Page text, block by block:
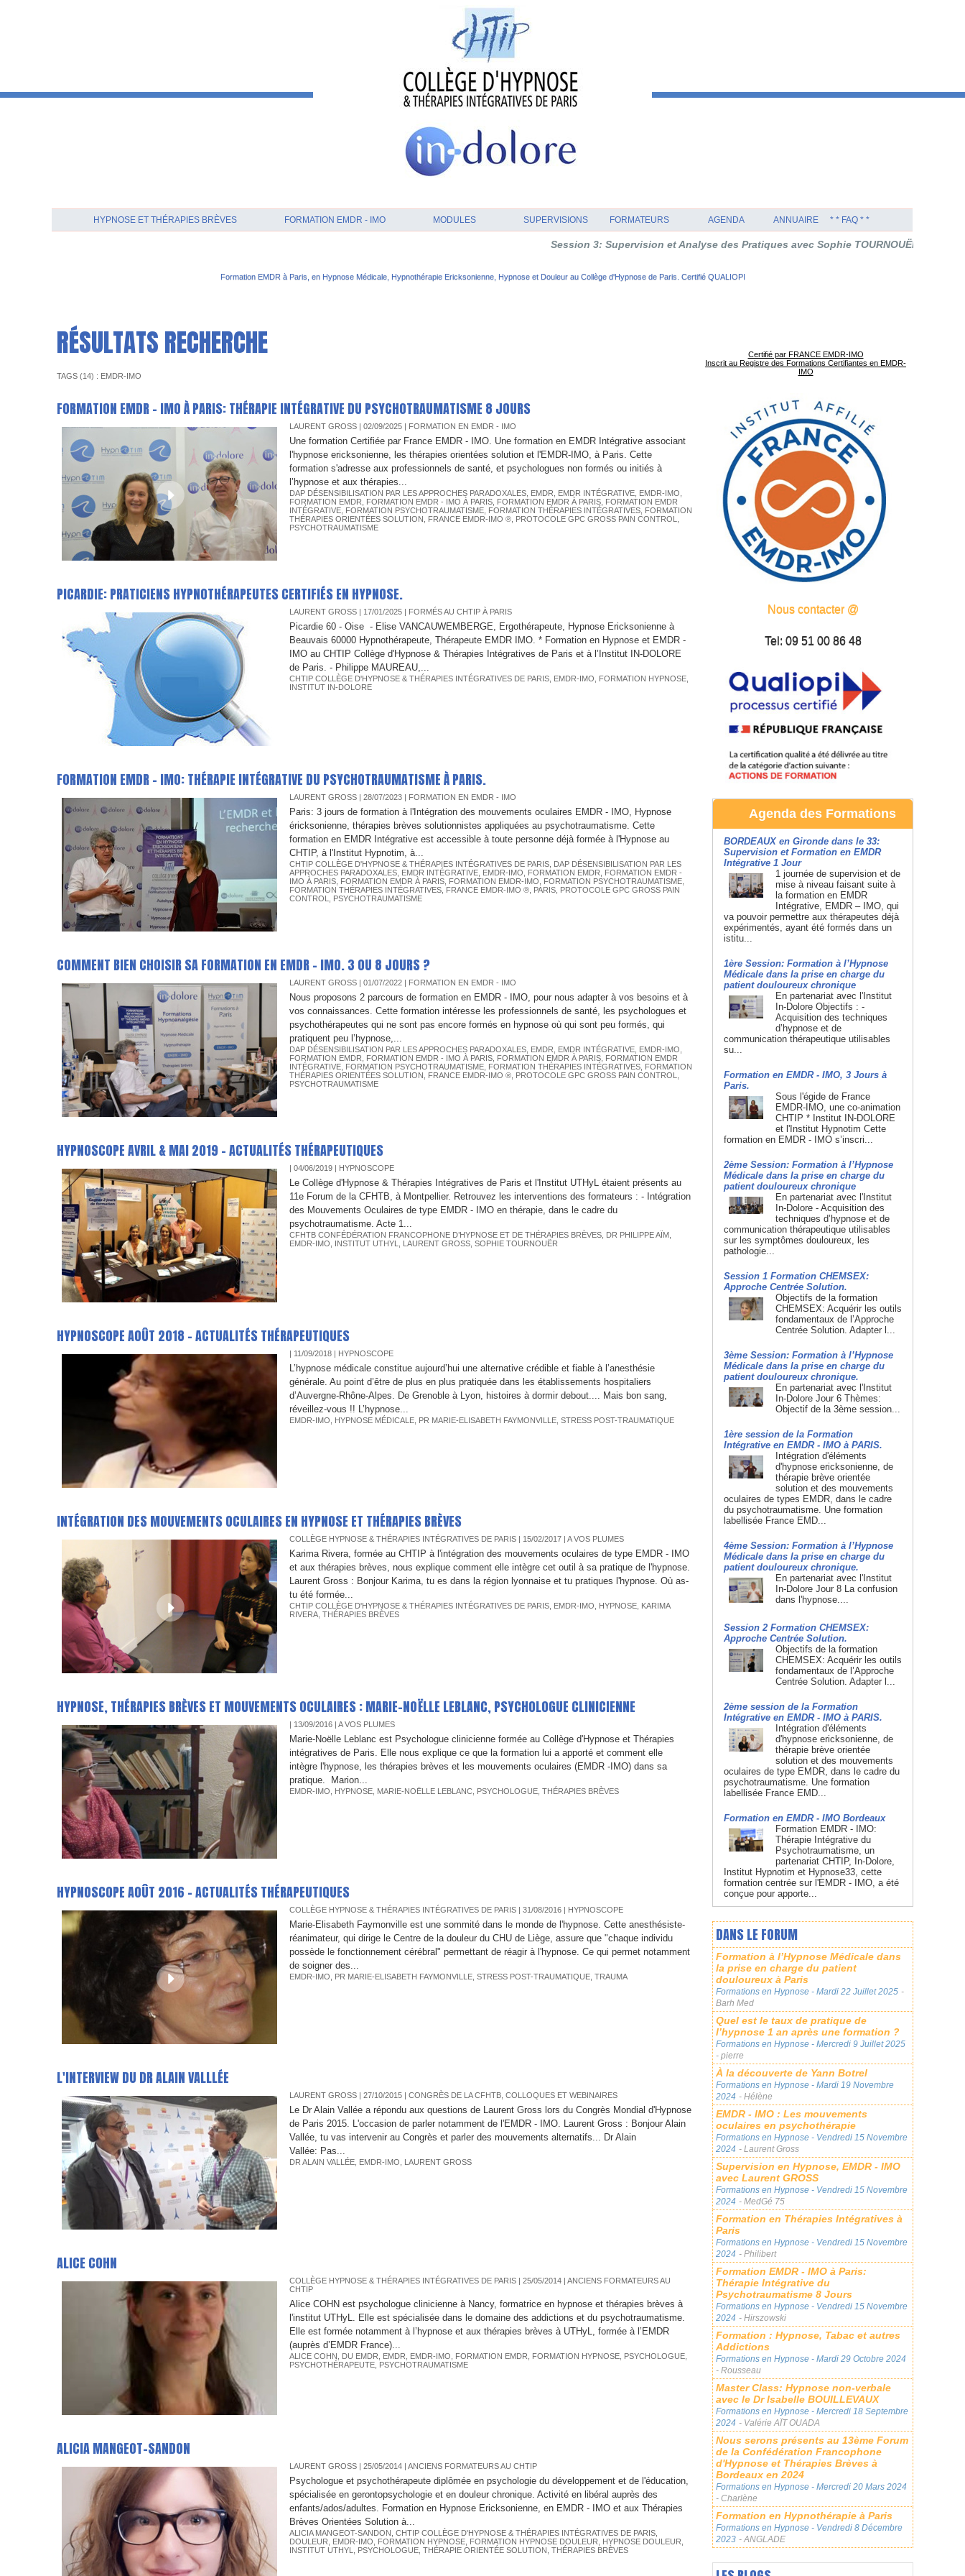
HYPNOSE ET THÉRAPIES BRÈVES FORMATION EMDR - IMO MODULES SUPERVISIONS FORMATEURS AGENDA ANNUAIRE * * FAQ * *
Session 3: Supervision et Analyse des Pratiques avec Sophie TOURNOUËR en Thérapie Orientée
Formation EMDR à Paris, en Hypnose Médicale, Hypnothérapie Ericksonienne, Hypnose et Douleur au Collège d'Hypnose de Paris. Certifié QUALIOPI
RÉSULTATS RECHERCHE
TAGS (14) : EMDR-IMO
FORMATION EMDR - IMO À PARIS: THÉRAPIE INTÉGRATIVE DU PSYCHOTRAUMATISME 8 JOURS
LAURENT GROSS | 02/09/2025 | FORMATION EN EMDR - IMO
Une formation Certifiée par France EMDR - IMO. Une formation en EMDR Intégrative associant
l'hypnose ericksonienne, les thérapies orientées solution et l'EMDR-IMO, à Paris. Cette
formation s'adresse aux professionnels de santé, et psychologues non formés ou initiés à
l’hypnose et aux thérapies...
DAP DÉSENSIBILISATION PAR LES APPROCHES PARADOXALES EMDR EMDR INTÉGRATIVE EMDR-IMO
FORMATION EMDR
FORMATION EMDR - IMO À PARIS FORMATION EMDR À PARIS FORMATION EMDR
INTÉGRATIVE FORMATION PSYCHOTRAUMATISME FORMATION THÉRAPIES INTÉGRATIVES FORMATION
THÉRAPIES ORIENTÉES SOLUTION
FRANCE EMDR-IMO ® PROTOCOLE GPC GROSS PAIN CONTROL
PSYCHOTRAUMATISME
PICARDIE: PRATICIENS HYPNOTHÉRAPEUTES CERTIFIÉS EN HYPNOSE.
LAURENT GROSS | 17/01/2025 | FORMÉS AU CHTIP À PARIS
Picardie 60 - Oise - Elise VANCAUWEMBERGE, Ergothérapeute, Hypnose Ericksonienne à
Beauvais 60000 Hypnothérapeute, Thérapeute EMDR IMO. * Formation en Hypnose et EMDR -
IMO au CHTIP Collège d'Hypnose & Thérapies Intégratives de Paris et à l’Institut IN-DOLORE
de Paris. - Philippe MAUREAU,...
CHTIP COLLÈGE D'HYPNOSE & THÉRAPIES INTÉGRATIVES DE PARIS EMDR-IMO FORMATION HYPNOSE
INSTITUT IN-DOLORE
FORMATION EMDR - IMO: THÉRAPIE INTÉGRATIVE DU PSYCHOTRAUMATISME À PARIS.
LAURENT GROSS | 28/07/2023 | FORMATION EN EMDR - IMO
Paris: 3 jours de formation à l'Intégration des mouvements oculaires EMDR - IMO, Hypnose
éricksonienne, thérapies brèves solutionnistes appliquées au psychotraumatisme. Cette
formation en EMDR Intégrative est accessible à toute personne déjà formée à l'Hypnose au
CHTIP, à l'Institut Hypnotim, à...
CHTIP COLLÈGE D'HYPNOSE & THÉRAPIES INTÉGRATIVES DE PARIS DAP DÉSENSIBILISATION PAR LES
APPROCHES PARADOXALES EMDR INTÉGRATIVE EMDR-IMO FORMATION EMDR
FORMATION EMDR -
IMO À PARIS FORMATION EMDR À PARIS FORMATION EMDR-IMO FORMATION PSYCHOTRAUMATISME
FORMATION THÉRAPIES INTÉGRATIVES FRANCE EMDR-IMO ® PARIS PROTOCOLE GPC GROSS PAIN
CONTROL
PSYCHOTRAUMATISME
COMMENT BIEN CHOISIR SA FORMATION EN EMDR - IMO. 3 OU 8 JOURS ?
LAURENT GROSS | 01/07/2022 | FORMATION EN EMDR - IMO
Nous proposons 2 parcours de formation en EMDR - IMO, pour nous adapter à vos besoins et à
vos connaissances. Cette formation intéresse les professionnels de santé, les psychologues et
psychothérapeutes qui ne sont pas encore formés en hypnose où qui sont peu formés, qui
pratiquent peu l’hypnose,...
DAP DÉSENSIBILISATION PAR LES APPROCHES PARADOXALES EMDR EMDR INTÉGRATIVE EMDR-IMO
FORMATION EMDR
FORMATION EMDR - IMO À PARIS FORMATION EMDR À PARIS FORMATION EMDR
INTÉGRATIVE FORMATION PSYCHOTRAUMATISME FORMATION THÉRAPIES INTÉGRATIVES FORMATION
THÉRAPIES ORIENTÉES SOLUTION
FRANCE EMDR-IMO ® PROTOCOLE GPC GROSS PAIN CONTROL
PSYCHOTRAUMATISME
HYPNOSCOPE AVRIL & MAI 2019 - ACTUALITÉS THÉRAPEUTIQUES
| 04/06/2019 | HYPNOSCOPE
Le Collège d'Hypnose & Thérapies Intégratives de Paris et l'Institut UTHyL étaient présents au
11e Forum de la CFHTB, à Montpellier. Retrouvez les interventions des formateurs : - Intégration
des Mouvements Oculaires de type EMDR - IMO en thérapie, dans le cadre du
psychotraumatisme. Acte 1...
CFHTB CONFÉDÉRATION FRANCOPHONE D’HYPNOSE ET DE THÉRAPIES BRÈVES DR PHILIPPE AÏM
EMDR-IMO
INSTITUT UTHYL LAURENT GROSS SOPHIE TOURNOUËR
HYPNOSCOPE AOÛT 2018 - ACTUALITÉS THÉRAPEUTIQUES
| 11/09/2018 | HYPNOSCOPE
L’hypnose médicale constitue aujourd’hui une alternative crédible et fiable à l’anesthésie
générale. Au point d’être de plus en plus pratiquée dans les établissements hospitaliers
d’Auvergne-Rhône-Alpes. De Grenoble à Lyon, histoires à dormir debout.... Mais bon sang,
réveillez-vous !! L’hypnose...
EMDR-IMO HYPNOSE MÉDICALE PR MARIE-ELISABETH FAYMONVILLE STRESS POST-TRAUMATIQUE
INTÉGRATION DES MOUVEMENTS OCULAIRES EN HYPNOSE ET THÉRAPIES BRÈVES
COLLÈGE HYPNOSE & THÉRAPIES INTÉGRATIVES DE PARIS | 15/02/2017 | A VOS PLUMES
Karima Rivera, formée au CHTIP à l'intégration des mouvements oculaires de type EMDR - IMO
et aux thérapies brèves, nous explique comment elle intègre cet outil à sa pratique de l'hypnose.
Laurent Gross : Bonjour Karima, tu es dans la région lyonnaise et tu pratiques l'hypnose. Où as-
tu été formée...
CHTIP COLLÈGE D'HYPNOSE & THÉRAPIES INTÉGRATIVES DE PARIS EMDR-IMO HYPNOSE KARIMA
RIVERA THÉRAPIES BRÈVES
HYPNOSE, THÉRAPIES BRÈVES ET MOUVEMENTS OCULAIRES : MARIE-NOËLLE LEBLANC, PSYCHOLOGUE CLINICIENNE
| 13/09/2016 | A VOS PLUMES
Marie-Noëlle Leblanc est Psychologue clinicienne formée au Collège d'Hypnose et Thérapies
intégratives de Paris. Elle nous explique ce que la formation lui a apporté et comment elle
intègre l'hypnose, les thérapies brèves et les mouvements oculaires (EMDR -IMO) dans sa
pratique. Marion...
EMDR-IMO HYPNOSE MARIE-NOËLLE LEBLANC PSYCHOLOGUE THÉRAPIES BRÈVES
HYPNOSCOPE AOÛT 2016 - ACTUALITÉS THÉRAPEUTIQUES
COLLÈGE HYPNOSE & THÉRAPIES INTÉGRATIVES DE PARIS | 31/08/2016 | HYPNOSCOPE
Marie-Elisabeth Faymonville est une sommité dans le monde de l'hypnose. Cette anesthésiste-
réanimateur, qui dirige le Centre de la douleur du CHU de Liège, assure que "chaque individu
possède le fonctionnement cérébral" permettant de réagir à l'hypnose. Ce qui permet notamment
de soigner des...
EMDR-IMO PR MARIE-ELISABETH FAYMONVILLE STRESS POST-TRAUMATIQUE TRAUMA
L'INTERVIEW DU DR ALAIN VALLLÉE
LAURENT GROSS | 27/10/2015 | CONGRÈS DE LA CFHTB, COLLOQUES ET WEBINAIRES
Le Dr Alain Vallée a répondu aux questions de Laurent Gross lors du Congrès Mondial d'Hypnose
de Paris 2015. L'occasion de parler notamment de l'EMDR - IMO. Laurent Gross : Bonjour Alain
Vallée, tu vas intervenir au Congrès et parler des mouvements alternatifs... Dr Alain
Vallée: Pas...
DR ALAIN VALLÉE EMDR-IMO LAURENT GROSS
ALICE COHN
COLLÈGE HYPNOSE & THÉRAPIES INTÉGRATIVES DE PARIS | 25/05/2014 | ANCIENS FORMATEURS AU
CHTIP
Alice COHN est psychologue clinicienne à Nancy, formatrice en hypnose et thérapies brèves à
l'institut UTHyL. Elle est spécialisée dans le domaine des addictions et du psychotraumatisme.
Elle est formée notamment à l’hypnose et aux thérapies brèves à UTHyL, formée à l’EMDR
(auprès d’EMDR France)...
ALICE COHN DU EMDR EMDR EMDR-IMO FORMATION EMDR FORMATION HYPNOSE PSYCHOLOGUE
PSYCHOTHÉRAPEUTE PSYCHOTRAUMATISME
ALICIA MANGEOT-SANDON
LAURENT GROSS | 25/05/2014 | ANCIENS FORMATEURS AU CHTIP
Psychologue et psychothérapeute diplômée en psychologie du développement et de l'éducation,
spécialisée en gerontopsychologie et en douleur chronique. Activité en libéral auprès des
enfants/ados/adultes. Formation en Hypnose Ericksonienne, en EMDR - IMO et aux Thérapies
Brèves Orientées Solution à...
ALICIA MANGEOT-SANDON CHTIP COLLÈGE D'HYPNOSE & THÉRAPIES INTÉGRATIVES DE PARIS
DOULEUR
EMDR-IMO FORMATION HYPNOSE FORMATION HYPNOSE DOULEUR HYPNOSE DOULEUR
INSTITUT UTHYL
PSYCHOLOGUE THÉRAPIE ORIENTÉE SOLUTION THÉRAPIES BRÈVES
Certifié par FRANCE EMDR-IMO
Inscrit au Registre des Formations Certifiantes en EMDR-
IMO
Nous contacter @
Tel: 09 51 00 86 48
Agenda des Formations
BORDEAUX en Gironde dans le 33:
Supervision et Formation en EMDR
Intégrative 1 Jour
1 journée de supervision et de
mise à niveau faisant suite à
la formation en EMDR
Intégrative, EMDR – IMO, qui
va pouvoir permettre aux thérapeutes déjà
expérimentés, ayant été formés dans un
istitu...
1ère Session: Formation à l’Hypnose
Médicale dans la prise en charge du
patient douloureux chronique
En partenariat avec l'Institut
In-Dolore Objectifs : -
Acquisition des techniques
d’hypnose et de
communication thérapeutique utilisables
su...
Formation en EMDR - IMO, 3 Jours à
Paris.
Sous l'égide de France
EMDR-IMO, une co-animation
CHTIP * Institut IN-DOLORE
et l'Institut Hypnotim Cette
formation en EMDR - IMO s’inscri...
2ème Session: Formation à l’Hypnose
Médicale dans la prise en charge du
patient douloureux chronique
En partenariat avec l'Institut
In-Dolore - Acquisition des
techniques d’hypnose et de
communication thérapeutique utilisables
sur les symptômes douloureux, les
pathologie...
Session 1 Formation CHEMSEX:
Approche Centrée Solution.
Objectifs de la formation
CHEMSEX: Acquérir les outils
fondamentaux de l’Approche
Centrée Solution. Adapter l...
3ème Session: Formation à l’Hypnose
Médicale dans la prise en charge du
patient douloureux chronique.
En partenariat avec l'Institut
In-Dolore Jour 6 Thèmes:
Objectif de la 3ème session...
1ère session de la Formation
Intégrative en EMDR - IMO à PARIS.
Intégration d'éléments
d'hypnose ericksonienne, de
thérapie brève orientée
solution et des mouvements
oculaires de types EMDR, dans le cadre
du psychotraumatisme. Une formation
labellisée France EMD...
4ème Session: Formation à l’Hypnose
Médicale dans la prise en charge du
patient douloureux chronique.
En partenariat avec l'Institut
In-Dolore Jour 8 La confusion
dans l'hypnose....
Session 2 Formation CHEMSEX:
Approche Centrée Solution.
Objectifs de la formation
CHEMSEX: Acquérir les outils
fondamentaux de l’Approche
Centrée Solution. Adapter l...
2ème session de la Formation
Intégrative en EMDR - IMO à PARIS.
Intégration d'éléments
d'hypnose ericksonienne, de
thérapie brève orientée
solution et des mouvements
oculaires de type EMDR, dans le cadre du
psychotraumatisme. Une formation
labellisée France EMD...
Formation en EMDR - IMO Bordeaux
Formation EMDR - IMO:
Thérapie Intégrative du
Psychotraumatisme, un
partenariat CHTIP, In-Dolore,
Institut Hypnotim et Hypnose33, cette
formation centrée sur l'EMDR - IMO, a été
conçue pour apporte...
DANS LE FORUM
Formation à l’Hypnose Médicale dans
la prise en charge du patient
douloureux à Paris
Formations en Hypnose - Mardi 22 Juillet 2025 -
Barh Med
Quel est le taux de pratique de
l’hypnose 1 an après une formation ?
Formations en Hypnose - Mercredi 9 Juillet 2025
- pierre
À la découverte de Yann Botrel
Formations en Hypnose - Mardi 19 Novembre
2024 - Hélène
EMDR - IMO : Les mouvements
oculaires en psychothérapie
Formations en Hypnose - Vendredi 15 Novembre
2024 - Laurent Gross
Supervision en Hypnose, EMDR - IMO
avec Laurent GROSS
Formations en Hypnose - Vendredi 15 Novembre
2024 - MedGé 75
Formation en Thérapies Intégratives à
Paris
Formations en Hypnose - Vendredi 15 Novembre
2024 - Philibert
Formation EMDR - IMO à Paris:
Thérapie Intégrative du
Psychotraumatisme 8 Jours
Formations en Hypnose - Vendredi 15 Novembre
2024 - Hirszowski
Formation : Hypnose, Tabac et autres
Addictions
Formations en Hypnose - Mardi 29 Octobre 2024
- Rousseau
Master Class: Hypnose non-verbale
avec le Dr Isabelle BOUILLEVAUX
Formations en Hypnose - Mercredi 18 Septembre
2024 - Valérie AÏT OUADA
Nous serons présents au 13ème Forum
de la Confédération Francophone
d'Hypnose et Thérapies Brèves à
Bordeaux en 2024
Formations en Hypnose - Mercredi 20 Mars 2024
- Charlène
Formation en Hypnothérapie à Paris
Formations en Hypnose - Vendredi 8 Décembre
2023 - ANGLADE